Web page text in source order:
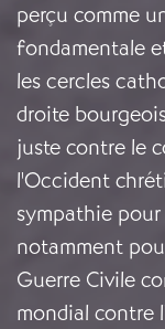
perçu comme
fondamentale
les cercles
droite
juste contre le
l'Occident
sympathie
notamment
Guerre Civile
mondial contre